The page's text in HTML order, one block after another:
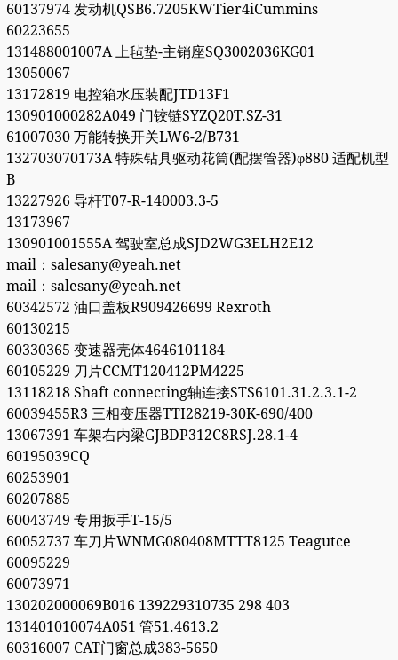
60137974 发动机QSB6.7205KWTier4iCummins
60223655
131488001007A 上毡垫-主销座SQ3002036KG01
13050067
13172819 电控箱水压装配JTD13F1
130901000282A049 门铰链SYZQ20T.SZ-31
61007030 万能转换开关LW6-2/B731
132703070173A 特殊钻具驱动花筒(配摆管器)φ880 适配机型
B
13227926 导杆T07-R-140003.3-5
13173967
130901001555A 驾驶室总成SJD2WG3ELH2E12
mail：salesany@yeah.net
mail：salesany@yeah.net
60342572 油口盖板R909426699 Rexroth
60130215
60330365 变速器壳体4646101184
60105229 刀片CCMT120412PM4225
13118218 Shaft connecting轴连接STS6101.31.2.3.1-2
60039455R3 三相变压器TTI28219-30K-690/400
13067391 车架右内梁GJBDP312C8RSJ.28.1-4
60195039CQ
60253901
60207885
60043749 专用扳手T-15/5
60052737 车刀片WNMG080408MTTT8125 Teagutce
60095229
60073971
130202000069B016 139229310735 298 403
131401010074A051 管51.4613.2
60316007 CAT门窗总成383-5650